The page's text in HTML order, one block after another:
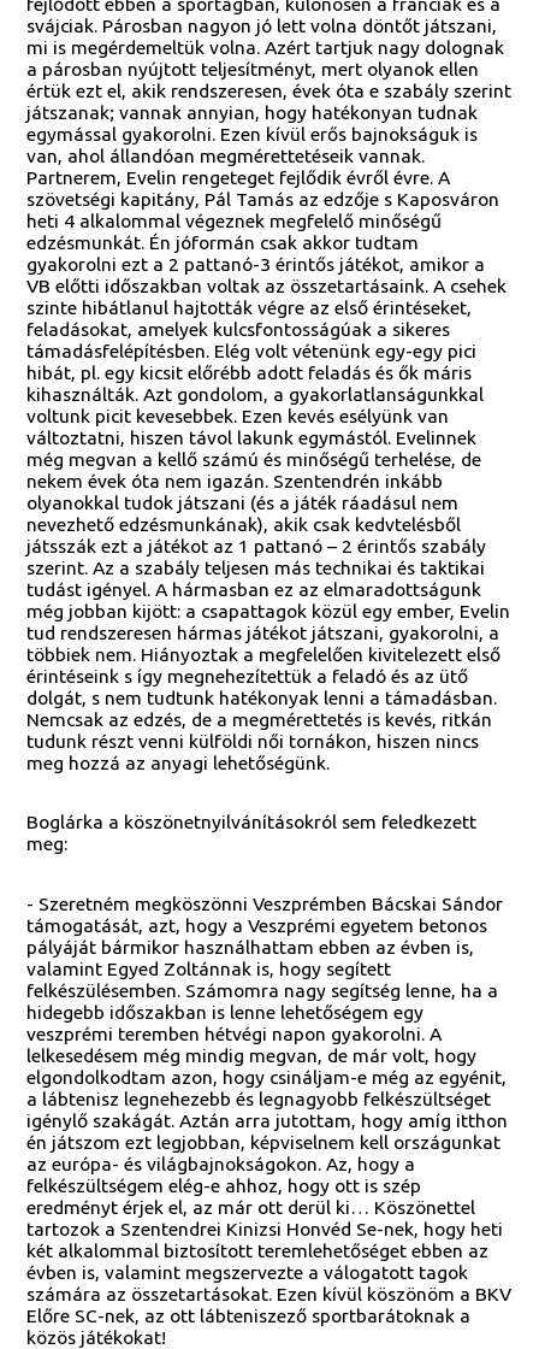
svájciak. Párosban nagyon jó lett volna döntőt játszani,
mi is megérdemeltük volna. Azért tartjuk nagy dolognak
a párosban nyújtott teljesítményt, mert olyanok ellen
értük ezt el, akik rendszeresen, évek óta e szabály szerint
játszanak; vannak annyian, hogy hatékonyan tudnak
egymással gyakorolni. Ezen kívül erős bajnokságuk is
van, ahol állandóan megmérettetéseik vannak.
Partnerem, Evelin rengeteget fejlődik évről évre. A
szövetségi kapitány, Pál Tamás az edzője s Kaposváron
heti 4 alkalommal végeznek megfelelő minőségű
edzésmunkát. Én jóformán csak akkor tudtam
gyakorolni ezt a 2 pattanó-3 érintős játékot, amikor a
VB előtti időszakban voltak az összetartásaink. A csehek
szinte hibátlanul hajtották végre az első érintéseket,
feladásokat, amelyek kulcsfontosságúak a sikeres
támadásfelépítésben. Elég volt vétenünk egy-egy pici
hibát, pl. egy kicsit előrébb adott feladás és ők máris
kihasználták. Azt gondolom, a gyakorlatlanságunkkal
voltunk picit kevesebbek. Ezen kevés esélyünk van
változtatni, hiszen távol lakunk egymástól. Evelinnek
még megvan a kellő számú és minőségű terhelése, de
nekem évek óta nem igazán. Szentendrén inkább
olyanokkal tudok játszani (és a játék ráadásul nem
nevezhető edzésmunkának), akik csak kedvtelésből
játsszák ezt a játékot az 1 pattanó – 2 érintős szabály
szerint. Az a szabály teljesen más technikai és taktikai
tudást igényel. A hármasban ez az elmaradottságunk
még jobban kijött: a csapattagok közül egy ember, Evelin
tud rendszeresen hármas játékot játszani, gyakorolni, a
többiek nem. Hiányoztak a megfelelően kivitelezett első
érintéseink s így megnehezítettük a feladó és az ütő
dolgát, s nem tudtunk hatékonyak lenni a támadásban.
Nemcsak az edzés, de a megmérettetés is kevés, ritkán
tudunk részt venni külföldi női tornákon, hiszen nincs
meg hozzá az anyagi lehetőségünk.
Boglárka a köszönetnyilvánításokról sem feledkezett
meg:
- Szeretném megköszönni Veszprémben Bácskai Sándor
támogatását, azt, hogy a Veszprémi egyetem betonos
pályáját bármikor használhattam ebben az évben is,
valamint Egyed Zoltánnak is, hogy segített
felkészülésemben. Számomra nagy segítség lenne, ha a
hidegebb időszakban is lenne lehetőségem egy
veszprémi teremben hétvégi napon gyakorolni. A
lelkesedésem még mindig megvan, de már volt, hogy
elgondolkodtam azon, hogy csináljam-e még az egyénit,
a lábtenisz legnehezebb és legnagyobb felkészültséget
igénylő szakágát. Aztán arra jutottam, hogy amíg itthon
én játszom ezt legjobban, képviselnem kell országunkat
az európa- és világbajnokságokon. Az, hogy a
felkészültségem elég-e ahhoz, hogy ott is szép
eredményt érjek el, az már ott derül ki… Köszönettel
tartozok a Szentendrei Kinizsi Honvéd Se-nek, hogy heti
két alkalommal biztosított teremlehetőséget ebben az
évben is, valamint megszervezte a válogatott tagok
számára az összetartásokat. Ezen kívül köszönöm a BKV
Előre SC-nek, az ott lábteniszező sportbarátoknak a
közös játékokat!